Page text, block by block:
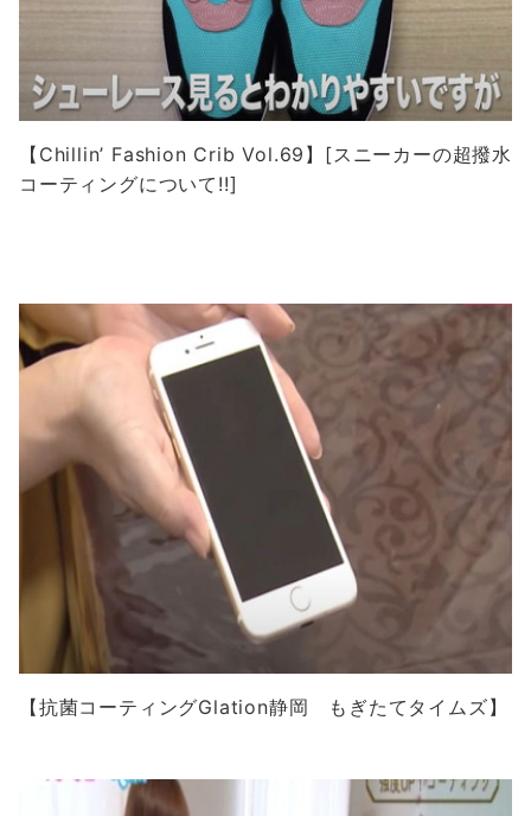
【Chillin’ Fashion Crib Vol.69】[スニーカーの超撥水
コーティングについて!!]
【抗菌コーティングGlation静岡 もぎたてタイムズ】